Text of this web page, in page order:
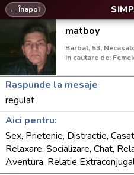
← Înapoi
matboy
Barbat, 53,
In cautare de:
Raspunde la mesaje
regulat
Aici pentru:
Sex, Prietenie, Distractie,
Relaxare, Socializare, Chat,
Aventura, Relatie